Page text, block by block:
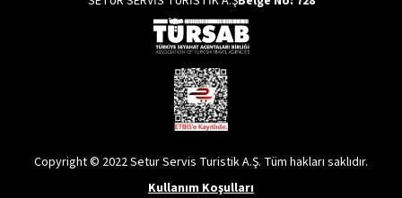
Copyright © 2022 Setur Servis Turistik A.Ş. Tüm hakları saklıdır.
Kullanım Koşulları